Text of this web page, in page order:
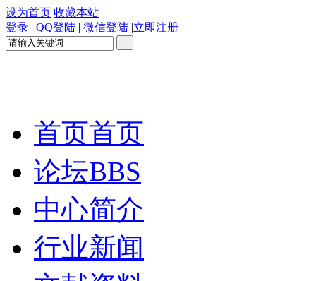
设为首页 收藏本站
登录 | QQ登陆 | 微信登陆 |立即注册
首页首页
论坛BBS
中心简介
行业新闻